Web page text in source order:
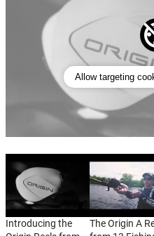
Allow targeting
Introducing the
The Origin A